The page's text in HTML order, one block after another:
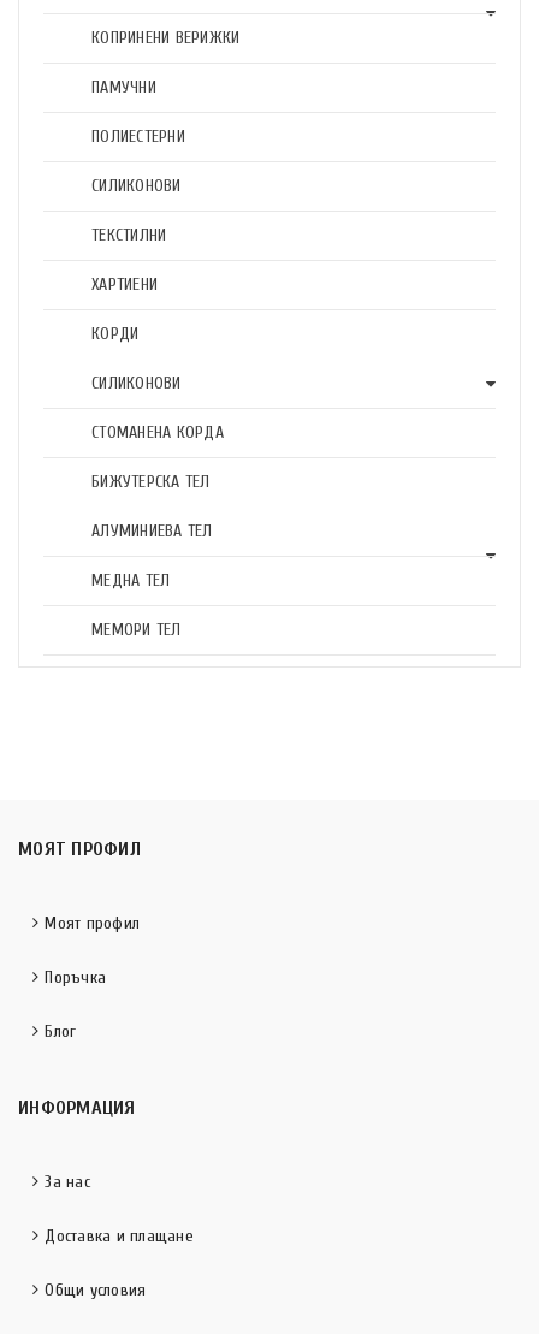
КОПРИНЕНИ ВЕРИЖКИ
ПАМУЧНИ
ПОЛИЕСТЕРНИ
СИЛИКОНОВИ
ТЕКСТИЛНИ
ХАРТИЕНИ
КОРДИ
СИЛИКОНОВИ
СТОМАНЕНА КОРДА
БИЖУТЕРСКА ТЕЛ
АЛУМИНИЕВА ТЕЛ
МЕДНА ТЕЛ
МЕМОРИ ТЕЛ
МОЯТ ПРОФИЛ
Моят профил
Поръчка
Блог
ИНФОРМАЦИЯ
За нас
Доставка и плащане
Общи условия